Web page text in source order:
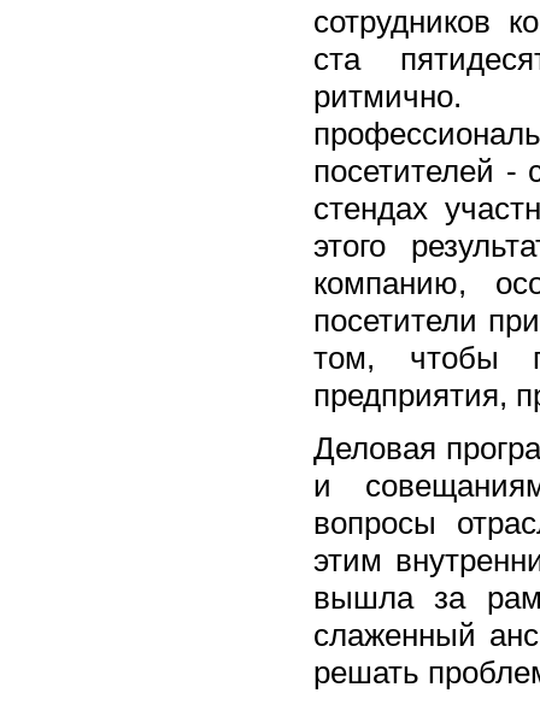
сотрудников
ста
ритмично.
посетителей -
стендах
этого
компанию,
посетители
том, чтобы
предприятия,
Деловая
и
вопросы
этим
вышла за
слаженный
решать